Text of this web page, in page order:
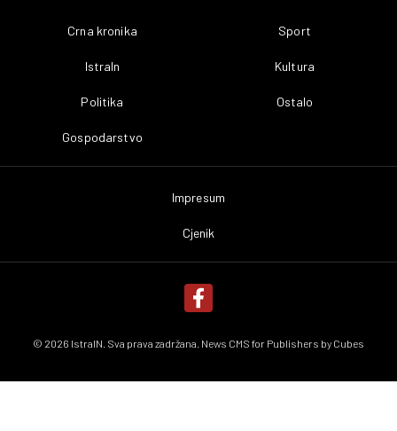
Crna kronika
IstraIn
Politika
Gospodarstvo
Sport
Kultura
Ostalo
Impresum
Cjenik
© 2026 IstraIN. Sva prava zadržana. News CMS for Publishers by Cubes